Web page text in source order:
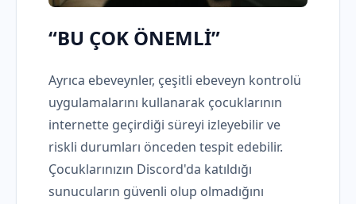
“BU ÇOK ÖNEMLİ”
Ayrıca ebeveynler, çeşitli ebeveyn kontrolü
uygulamalarını kullanarak çocuklarının
internette geçirdiği süreyi izleyebilir ve
riskli durumları önceden tespit edebilir.
Çocuklarınızın Discord'da katıldığı
sunucuların güvenli olup olmadığını